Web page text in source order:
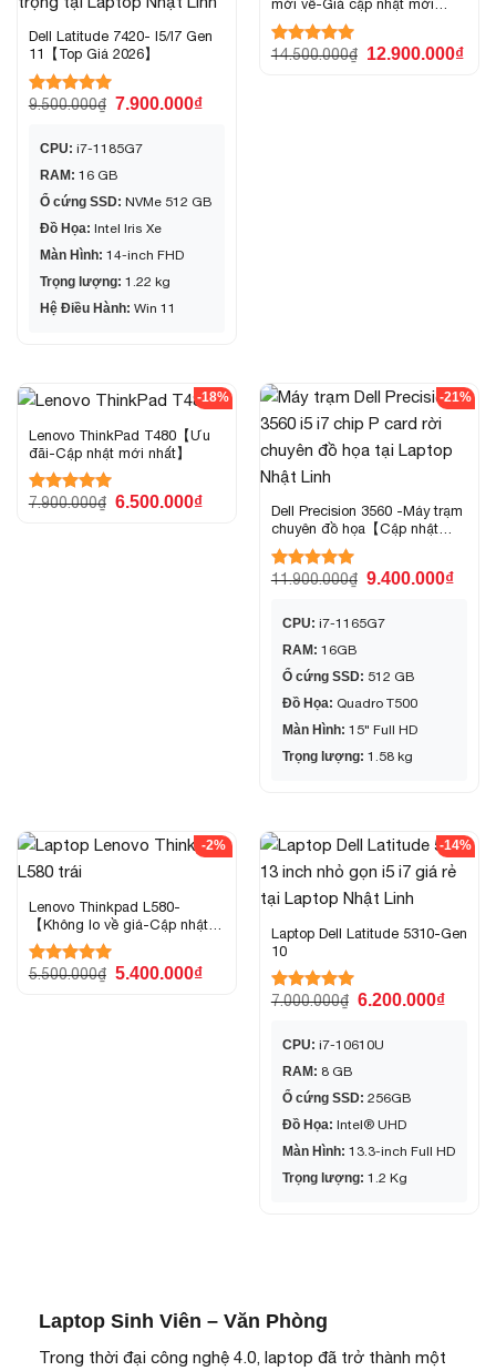
Dell Latitude 7420- I5/I7 Gen
11【Top Giá 2026】
Được xếp
5 sao
9.500.000₫ 7.900.000₫
CPU: i7-1185G7
RAM: 16 GB
Ổ cứng SSD: NVMe 512 GB
Đồ Họa: Intel Iris Xe
Màn Hình: 14-inch FHD
Trọng lượng: 1.22 kg
Hệ Điều Hành: Win 11
mới về-Giá cập nhật mới
nhất】
Được xếp
14.500.000₫ 12.900.000₫
-18%
Lenovo ThinkPad T480【Ưu
đãi-Cập nhật mới nhất】
Được xếp
7.900.000₫ 6.500.000₫
-21%
Dell Precision 3560 -Máy trạm
chuyên đồ họa【Cập nhật
mới nhất】
Được xếp
5 sao
11.900.000₫ 9.400.000₫
CPU: i7-1165G7
RAM: 16GB
Ổ cứng SSD: 512 GB
Đồ Họa: Quadro T500
Màn Hình: 15" Full HD
Trọng lượng: 1.58 kg
-2%
Lenovo Thinkpad L580-
【Không lo về giá-Cập nhật
mới nhất】
Được xếp
5.500.000₫ 5.400.000₫
-14%
Laptop Dell Latitude 5310-Gen
10
Được xếp
5 sao
7.000.000₫ 6.200.000₫
CPU: i7-10610U
RAM: 8 GB
Ổ cứng SSD: 256GB
Đồ Họa: Intel® UHD
Màn Hình: 13.3-inch Full HD
Trọng lượng: 1.2 Kg
Laptop Sinh Viên – Văn Phòng
Trong thời đại công nghệ 4.0, laptop đã trở thành một